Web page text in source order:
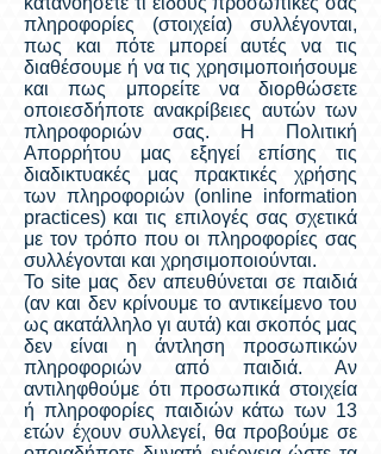
πληροφορίες (στοιχεία) συλλέγονται,
πως και πότε μπορεί αυτές να τις
διαθέσουμε ή να τις χρησιμοποιήσουμε
και πως μπορείτε να διορθώσετε
οποιεσδήποτε ανακρίβειες αυτών των
πληροφοριών σας. Η Πολιτική
Απορρήτου μας εξηγεί επίσης τις
διαδικτυακές μας πρακτικές χρήσης
των πληροφοριών (online information
practices) και τις επιλογές σας σχετικά
με τον τρόπο που οι πληροφορίες σας
συλλέγονται και χρησιμοποιούνται.
Το site μας δεν απευθύνεται σε παιδιά
(αν και δεν κρίνουμε το αντικείμενο του
ως ακατάλληλο γι αυτά) και σκοπός μας
δεν είναι η άντληση προσωπικών
πληροφοριών από παιδιά. Αν
αντιληφθούμε ότι προσωπικά στοιχεία
ή πληροφορίες παιδιών κάτω των 13
ετών έχουν συλλεγεί, θα προβούμε σε